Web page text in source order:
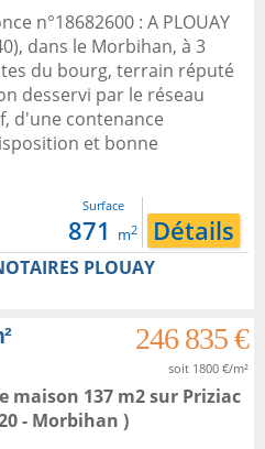
n°18682600 : A PLOUAY
dans le Morbihan, à 3
du bourg, terrain réputé
desservi par le réseau
d'une contenance
et bonne
Surface
871 m2 Détails
PLOUAY
246 835 €
soit 1800 €/m²
maison 137 m2sur Priziac
- Morbihan )